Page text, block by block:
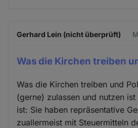
Gerhard Lein (nicht überprüft)
Was die Kirchen treiben
Was die Kirchen treiben und
(gerne) zulassen und nutzen
ist: Sie haben repräsentative
zuallermeist mit Steuermitteln